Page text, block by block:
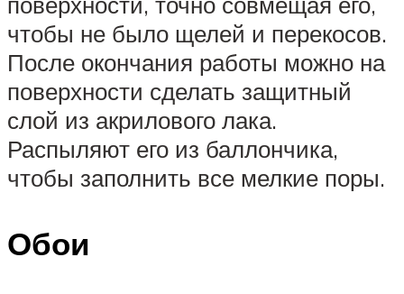
чтобы не было щелей и перекосов.
После окончания работы можно на
поверхности сделать защитный
слой из акрилового лака.
Распыляют его из баллончика,
чтобы заполнить все мелкие поры.
Обои